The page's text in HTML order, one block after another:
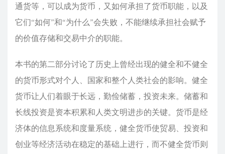
通货等，可以成为货币，又如何承担了货币职能，以及
它们“如何”和“为什么”会失败，不能继续承担社会赋予
的价值存储和交易中介的职能。
本书的第二部分讨论了历史上曾经出现的健全和不健全
的货币形式对个人、国家和整个人类社会的影响。健全
货币让人们着眼于长远，勤俭储蓄，投资未来。储蓄和
长线投资是资本积累和人类文明进步的关键。货币是经
济体的信息系统和度量系统，健全货币使贸易、投资和
创业等经济活动在稳定的基础上进行，而不健全货币则